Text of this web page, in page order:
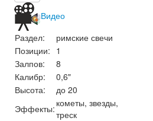
Видео
Раздел:
римские свечи
Позиции: 1
Залпов:
8
Калибр:
0,6"
Высота:
до 20
Эффекты: кометы, звезды,
треск